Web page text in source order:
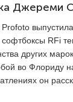
Джереми
софтбоксы RFi
других
во Флориду
он